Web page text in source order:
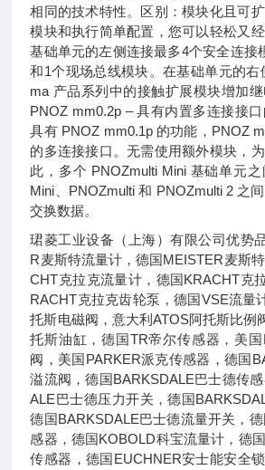
相同的技术特性。区别：模块化且可
模块和执行简单配置，您可以轻松又
基础单元的左侧连接最多4个安全连接
和1个现场总线模块。在基础单元的右
ma 产品系列中的接触扩展模块增加
PNOZ mm0.2p – 具有内置多连接接
具有 PNOZ mm0.1p 的功能，PNOZ
的多连接接口。无需使用额外模块，
此，多个 PNOZmulti Mini 基础单元
Mini、PNOZmulti 和 PNOZmulti 2 之
交换数据。
珺菱工业设备（上海）有限公司优势
R麦斯特流量计，德国MEISTER麦斯
CHT克拉克流量计，德国KRACHT克
RACHT克拉克齿轮泵，德国VSE流量
托斯电磁阀，意大利ATOS阿托斯比例
托斯油缸，德国TR帝尔传感器，美
阀，美国PARKER派克传感器，德国
溢流阀，德国BARKSDALE巴士德传
ALE巴士德压力开关，德国
德国BARKSDALE巴士德流量开关，
感器，德国KOBOLD科宝流量计，德
传感器，德国EUCHNER安士能安全